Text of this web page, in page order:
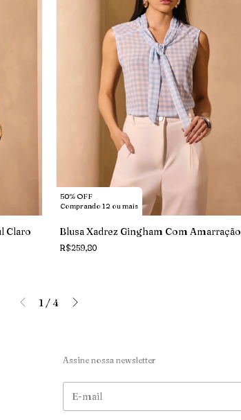
Claro
50% OFF
Comprando 12 ou mais
Blusa Xadrez Gingham Com Amarração
R$259,80
1 /4
Assine nossa newsletter